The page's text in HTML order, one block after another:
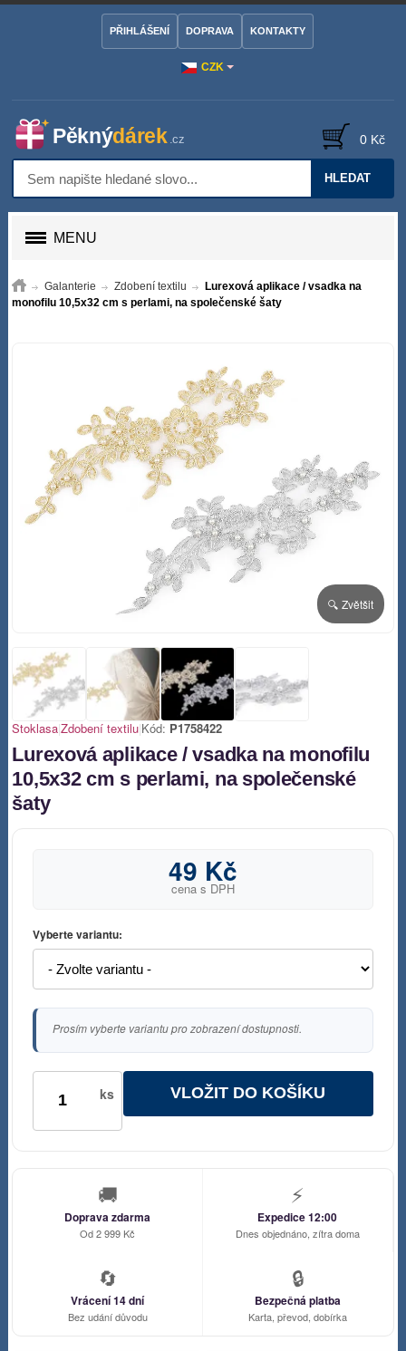
CZK
PŘIHLÁŠENÍ DOPRAVA KONTAKTY
HLEDAT
0 Kč
MENU
Galanterie Zdobení textilu
Lurexová aplikace / vsadka na
monofilu 10,5x32 cm s perlami, na společenské šaty
🔍 Zvětšit
Stoklasa|Zdobení textilu|Kód: P1758422
Lurexová aplikace / vsadka na monofilu
10,5x32 cm s perlami, na společenské
šaty
49 Kč
cena s DPH
Vyberte variantu:
Prosím vyberte variantu pro zobrazení dostupnosti.
ks VLOŽIT DO KOŠÍKU
🚚
Doprava zdarma
Od 2 999 Kč
⚡
Expedice 12:00
Dnes objednáno, zítra doma
🔄
Vrácení 14 dní
Bez udání důvodu
🔒
Bezpečná platba
Karta, převod, dobírka